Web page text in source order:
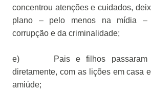
concentrou atenções e cuidados,
plano – pelo menos na mídia –
corrupção e da criminalidade;
e)
Pais e filhos
diretamente, com as lições em casa
amiúde;